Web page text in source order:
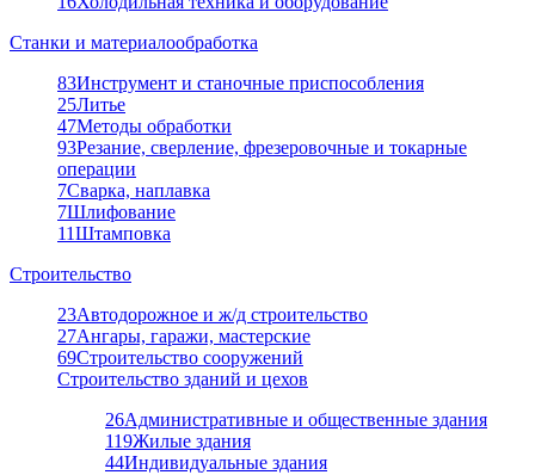
Станки и материалообработка
83Инструмент и станочные приспособления
25Литье
47Методы обработки
93Резание, сверление, фрезеровочные и токарные
операции
7Сварка, наплавка
7Шлифование
11Штамповка
Строительство
23Автодорожное и ж/д строительство
27Ангары, гаражи, мастерские
69Строительство сооружений
Строительство зданий и цехов
26Административные и общественные здания
119Жилые здания
44Индивидуальные здания